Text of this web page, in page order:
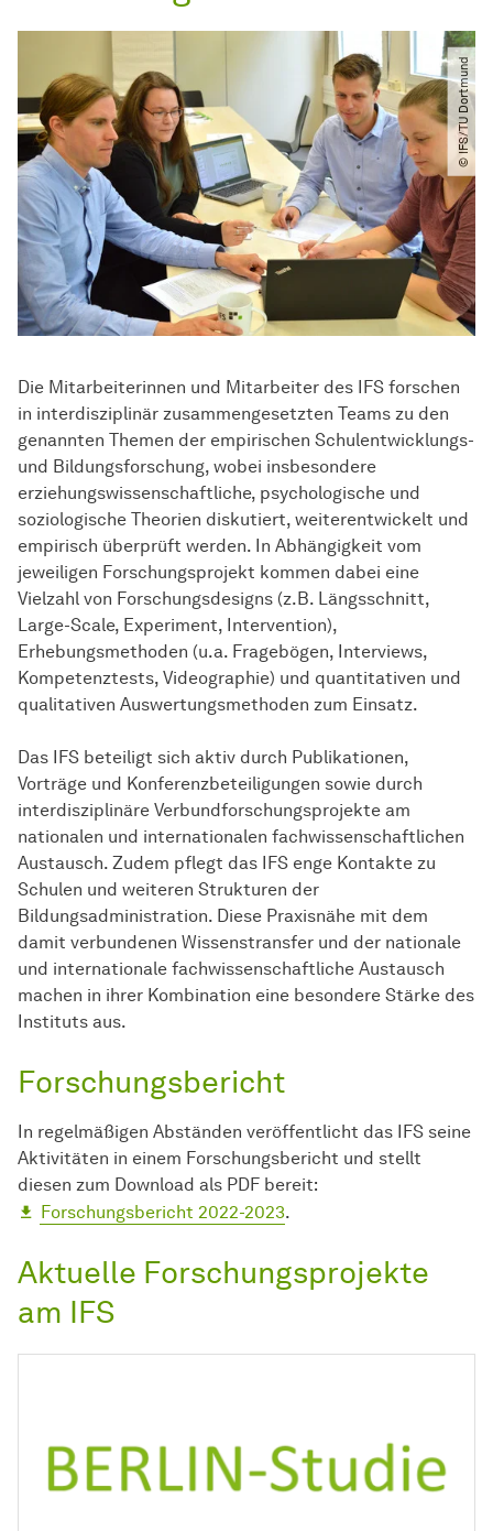
Die Mitarbeiterinnen und Mitarbeiter des IFS forschen
in interdisziplinär zusammengesetzten Teams zu den
genannten Themen der empirischen Schulentwicklungs-
und Bildungsforschung, wobei insbesondere
erziehungswissenschaftliche, psychologische und
soziologische Theorien diskutiert, weiterentwickelt und
empirisch überprüft werden. In Abhängigkeit vom
jeweiligen Forschungsprojekt kommen dabei eine
Vielzahl von Forschungsdesigns (z.B. Längsschnitt,
Large-Scale, Experiment, Intervention),
Erhebungsmethoden (u.a. Fragebögen, Interviews,
Kompetenztests, Videographie) und quantitativen und
qualitativen Auswertungsmethoden zum Einsatz.
© IFS​/​TU Dortmund
Das IFS beteiligt sich aktiv durch Publikationen,
Vorträge und Konferenzbeteiligungen sowie durch
interdisziplinäre Verbundforschungsprojekte am
nationalen und internationalen fachwissenschaftlichen
Austausch. Zudem pflegt das IFS enge Kontakte zu
Schulen und weiteren Strukturen der
Bildungsadministration. Diese Praxisnähe mit dem
damit verbundenen Wissenstransfer und der nationale
und internationale fachwissenschaftliche Austausch
machen in ihrer Kombination eine besondere Stärke des
Instituts aus.
Forschungsbericht
In regelmäßigen Abständen veröffentlicht das IFS seine
Aktivitäten in einem Forschungsbericht und stellt
diesen zum Download als PDF bereit:
Forschungsbericht 2022-2023.
Aktuelle Forschungsprojekte
am IFS